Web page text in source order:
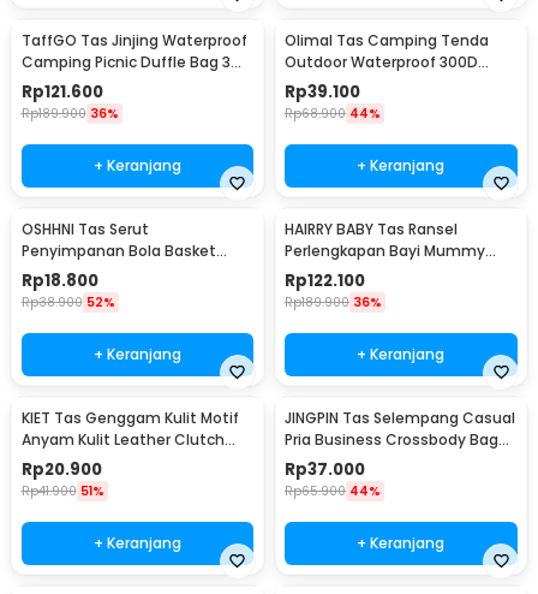
TaffGO Tas Jinjing Waterproof
Camping Picnic Duffle Bag 3
Slots - C60
Rp121.600
Rp189.900 36%
+ Keranjang
Olimal Tas Camping Tenda
Outdoor Waterproof 300D
Oxford Storage Bag - OM-30
Rp39.100
Rp68.900 44%
+ Keranjang
OSHHNI Tas Serut
Penyimpanan Bola Basket
Olahraga Drawstring Bag Mesh
- SH30
Rp18.800
Rp38.900 52%
+ Keranjang
HAIRRY BABY Tas Ransel
Perlengkapan Bayi Mummy
Diaper Travel Bag - CC23
Rp122.100
Rp189.900 36%
+ Keranjang
KIET Tas Genggam Kulit Motif
Anyam Kulit Leather Clutch
Bag - KT1912
Rp20.900
Rp41.900 51%
+ Keranjang
JINGPIN Tas Selempang Casual
Pria Business Crossbody Bag
PU Leather - JP2
Rp37.000
Rp65.900 44%
+ Keranjang